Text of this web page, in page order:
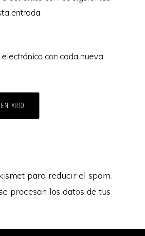
entrada.
con cada nueva
para reducir el spam.
procesan los datos de tus